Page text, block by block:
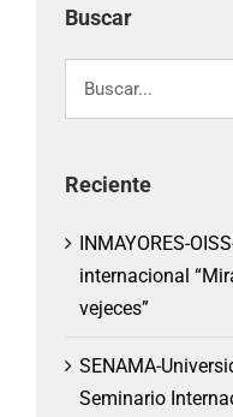
Buscar
Reciente
INMAYORES-
internacional
vejeces”
SENAMA-
Seminario